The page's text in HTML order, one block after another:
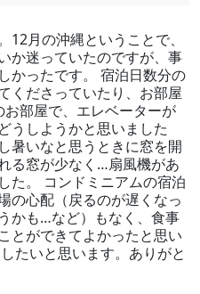
12月の沖縄ということで、
か迷っていたのですが、事
かったです。 宿泊日数分の
くださっていたり、お部屋
部屋で、エレベーターが
うしようかと思いました
暑いなと思うときに窓を開
る窓が少なく…扇風機があ
た。 コンドミニアムの宿泊
の心配（戻るのが遅くなっ
かも…など）もなく、食事
とができてよかったと思い
たいと思います。ありがと